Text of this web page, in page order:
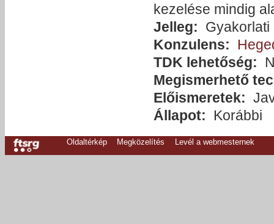
kezelése mindig
Jelleg: Gyakorlati
Konzulens:
TDK lehetőség:
Megismerhető
Előismeretek:
Állapot:
Korábbi
Oldaltérkép Megközelítés Levél a webmesternek